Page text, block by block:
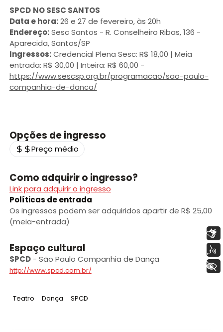
SPCD NO SESC SANTOS
Data e hora:26 e 27 de fevereiro, às 20h
Endereço:Sesc Santos - R. Conselheiro Ribas, 136 -
Aparecida, Santos/SP
Ingressos:Credencial Plena Sesc: R$ 18,00 | Meia
entrada: R$ 30,00 | Inteira: R$ 60,00 -
https://www.sescsp.org.br/programacao/sao-paulo-
companhia-de-danca/
Opções de ingresso
Preço médio
Como adquirir o ingresso?
Link para adquirir o ingresso
Políticas de entrada
Os ingressos podem ser adquiridos apartir de R$ 25,00
(meia-entrada)
Espaço cultural
SPCD- São Paulo Companhia de Dança
http://www.spcd.com.br/
Tag:
Teatro Tag:
Dança Tag:
SPCD
+ Acessibilidade